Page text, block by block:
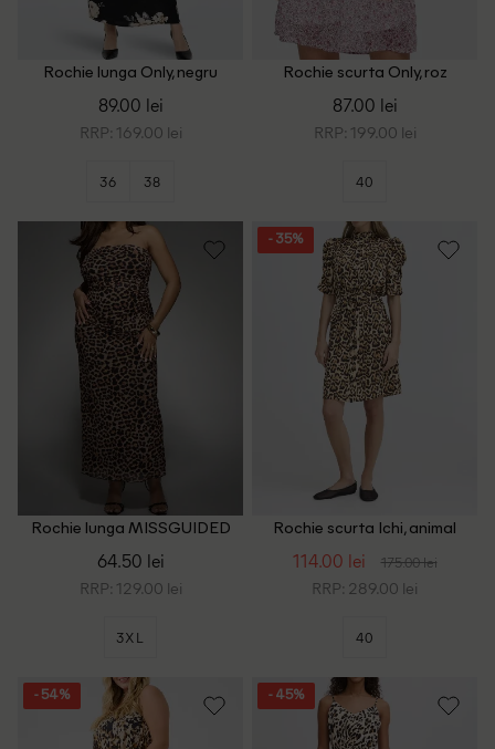
Rochie lunga Only, negru
89.00 lei
RRP: 169.00 lei
36 38
Rochie scurta Only, roz
87.00 lei
RRP: 199.00 lei
40
Rochie lunga MISSGUIDED
64.50 lei
RRP: 129.00 lei
3XL
- 35%
Rochie scurta Ichi, animal
114.00 lei 175.00 lei
RRP: 289.00 lei
40
- 54% - 45%